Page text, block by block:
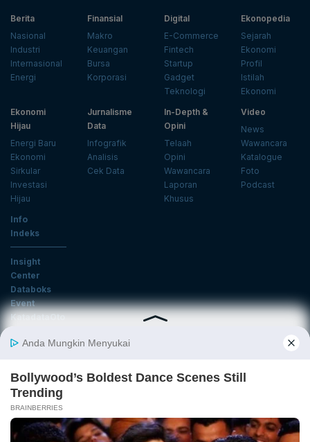
Berita
Nasional
Industri
Internasional
Energi
Finansial
Makro
Keuangan
Bursa
Korporasi
Digital
E-Commerce
Fintech
Startup
Gadget
Teknologi
Ekonopedia
Sejarah
Ekonomi
Profil
Istilah
Ekonomi
Ekonomi
Hijau
Energi Baru
Ekonomi
Sirkular
Investasi
Hijau
Jurnalisme
Data
Infografik
Analisis
Cek Data
In-Depth &
Opini
Telaah
Opini
Wawancara
Laporan
Khusus
Video
News
Wawancara
Katalogue
Foto
Podcast
Info
Indeks
Insight
Center
Databoks
Event
KatadataOto
Email